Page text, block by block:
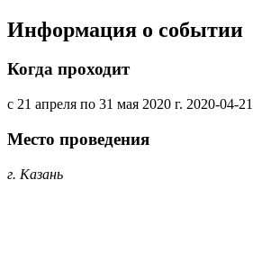
Информация о событии
Когда проходит
с 21 апреля по 31 мая 2020 г. 2020-04-21
Место проведения
г. Казань